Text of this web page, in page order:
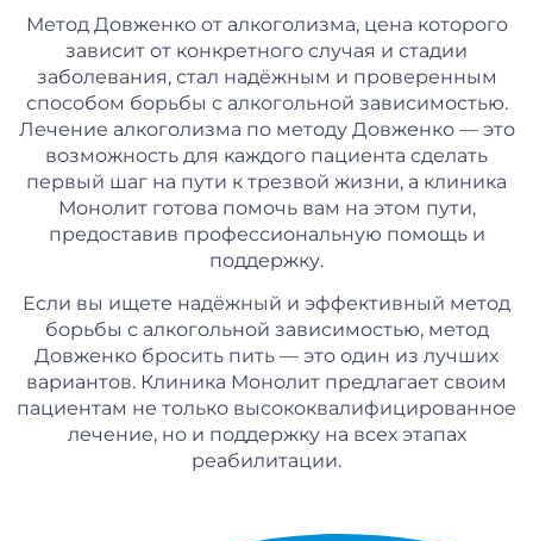
Метод Довженко от алкоголизма, цена которого
зависит от конкретного случая и стадии
заболевания, стал надёжным и проверенным
способом борьбы с алкогольной зависимостью.
Лечение алкоголизма по методу Довженко — это
возможность для каждого пациента сделать
первый шаг на пути к трезвой жизни, а клиника
Монолит готова помочь вам на этом пути,
предоставив профессиональную помощь и
поддержку.
Если вы ищете надёжный и эффективный метод
борьбы с алкогольной зависимостью, метод
Довженко бросить пить — это один из лучших
вариантов. Клиника Монолит предлагает своим
пациентам не только высококвалифицированное
лечение, но и поддержку на всех этапах
реабилитации.